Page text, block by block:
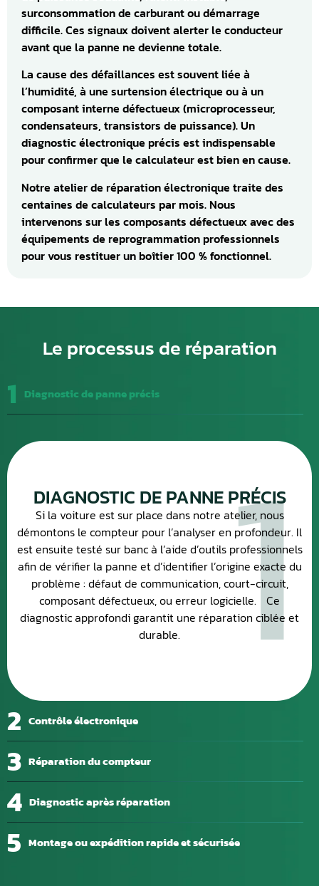
surconsommation de carburant ou démarrage
difficile. Ces signaux doivent alerter le conducteur
avant que la panne ne devienne totale.
La cause des défaillances est souvent liée à
l’humidité, à une surtension électrique ou à un
composant interne défectueux (microprocesseur,
condensateurs, transistors de puissance). Un
diagnostic électronique précis est indispensable
pour confirmer que le calculateur est bien en cause.
Notre atelier de réparation électronique traite des
centaines de calculateurs par mois. Nous
intervenons sur les composants défectueux avec des
équipements de reprogrammation professionnels
pour vous restituer un boîtier 100 % fonctionnel.
Le processus de réparation
1 Diagnostic de panne précis
2 Contrôle électronique
3 Réparation du compteur
4 Diagnostic après réparation
5 Montage ou expédition rapide et sécurisée
1
DIAGNOSTIC DE PANNE PRÉCIS
Si la voiture est sur place dans notre atelier, nous
démontons le compteur pour l’analyser en profondeur. Il
est ensuite testé sur banc à l’aide d’outils professionnels
afin de vérifier la panne et d’identifier l’origine exacte du
problème : défaut de communication, court-circuit,
composant défectueux, ou erreur logicielle. Ce
diagnostic approfondi garantit une réparation ciblée et
durable.